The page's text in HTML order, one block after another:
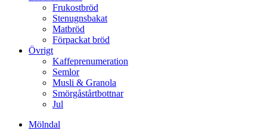
Frukostbröd
Stenugnsbakat
Matbröd
Förpackat bröd
Övrigt
Kaffeprenumeration
Semlor
Musli & Granola
Smörgåstårtbottnar
Jul
Mölndal